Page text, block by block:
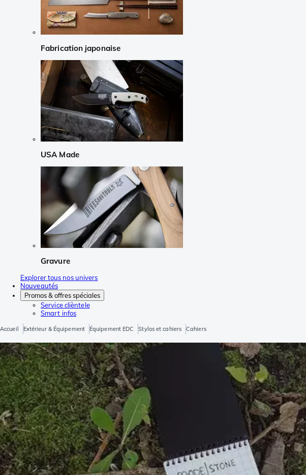
Fabrication japonaise
USA Made
Gravure
Explorer tous nos univers
Nouveautés
Promos & offres spéciales
Service clièntele
Smart infos
Accueil Extérieur & Équipement Équipement EDC Stylos et cahiers Cahiers